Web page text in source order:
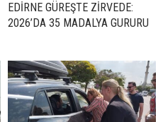
EDİRNE GÜREŞTE ZİRVEDE:
2026’DA 35 MADALYA GURURU